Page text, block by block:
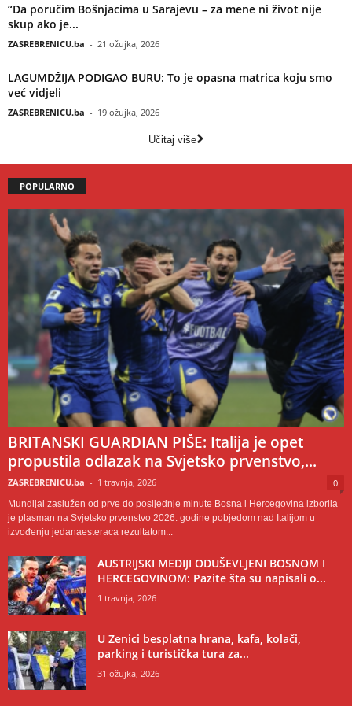
“Da poručim Bošnjacima u Sarajevu – za mene ni život nije
skup ako je...
ZASREBRENICU.ba - 21 ožujka, 2026
LAGUMDŽIJA PODIGAO BURU: To je opasna matrica koju smo
već vidjeli
ZASREBRENICU.ba - 19 ožujka, 2026
Učitaj više
POPULARNO
BRITANSKI GUARDIAN PIŠE: Italija je opet
propustila odlazak na Svjetsko prvenstvo,...
ZASREBRENICU.ba - 1 travnja, 2026 0
Mundijal zaslužen od prve do posljednje minute Bosna i Hercegovina izborila
je plasman na Svjetsko prvenstvo 2026. godine pobjedom nad Italijom u
izvođenju jedanaesteraca rezultatom...
AUSTRIJSKI MEDIJI ODUŠEVLJENI BOSNOM I
HERCEGOVINOM: Pazite šta su napisali o...
1 travnja, 2026
U Zenici besplatna hrana, kafa, kolači,
parking i turistička tura za...
31 ožujka, 2026